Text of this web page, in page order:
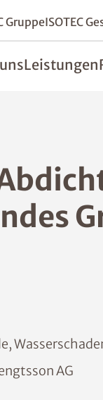
GruppeISOTEC
Leistungen
AG